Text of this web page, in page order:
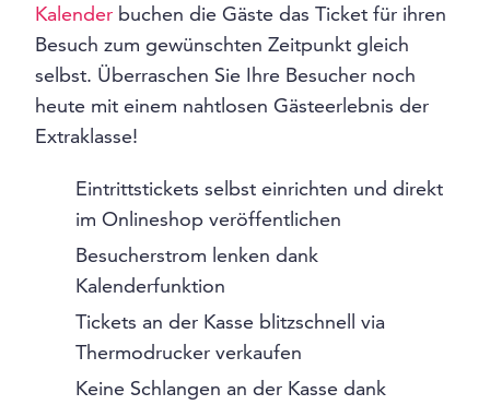
Kalender buchen die Gäste das Ticket für ihren
Besuch zum gewünschten Zeitpunkt gleich
selbst. Überraschen Sie Ihre Besucher noch
heute mit einem nahtlosen Gästeerlebnis der
Extraklasse!
Eintrittstickets selbst einrichten und direkt
im Onlineshop veröffentlichen
Besucherstrom lenken dank
Kalenderfunktion
Tickets an der Kasse blitzschnell via
Thermodrucker verkaufen
Keine Schlangen an der Kasse dank